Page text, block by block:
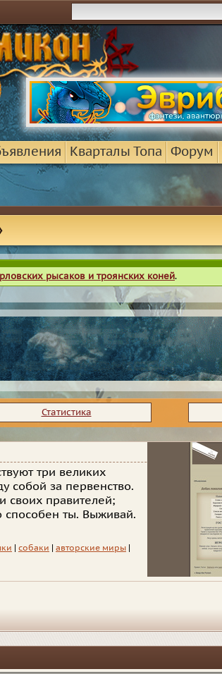
Кварталы Топа Форум
рысаков и троянских коней.
Статистика
три великих
собой за первенство.
своих правителей;
способен ты. Выживай.
собаки авторские миры